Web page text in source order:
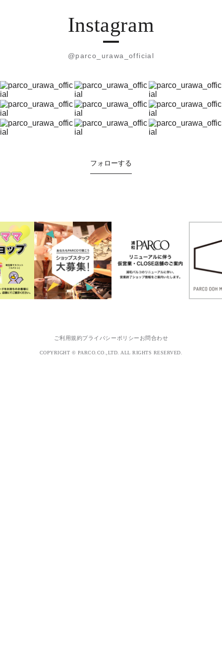
Instagram
@parco_urawa_official
フォローする
ご利用規約プライバシーポリシー お問合わせ
COPYRIGHT © PARCO.CO.,LTD. ALL RIGHTS RESERVED.